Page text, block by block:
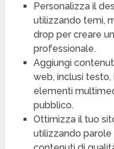
Personalizza il
utilizzando temi,
drop per creare
professionale.
Aggiungi
web, inclusi
elementi
pubblico.
Ottimizza il tuo
utilizzando